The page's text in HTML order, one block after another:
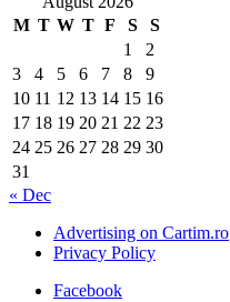
M T W T F S
S
1
2
3
4 5 6 7 8
9
10 11 12 13 14 15 16
17 18 19 20 21 22 23
24 25 26 27 28 29 30
31
« Dec
Advertising on Cartim.ro
Privacy Policy
Facebook